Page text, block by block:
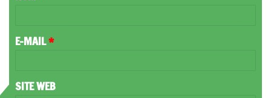
R
E-MAIL*
SITE WEB